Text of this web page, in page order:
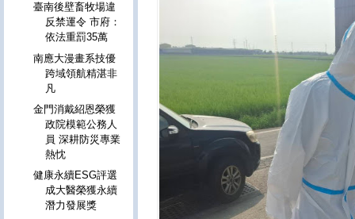
臺南後壁畜牧場違
反禁運令 市府：
依法重罰35萬
南應大漫畫系技優
跨域領航精湛非
凡
金門消戴紹恩榮獲
政院模範公務人
員 深耕防災專業
熱忱
健康永續ESG評選
成大醫榮獲永續
潛力發展獎